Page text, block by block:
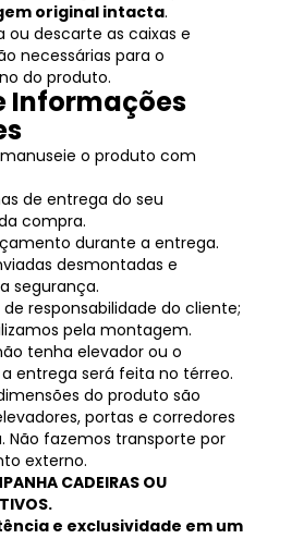
original intacta.
ou descarte as caixas e
necessárias para o
do produto.
Informações
o produto com
de entrega do seu
compra.
durante a entrega.
desmontadas e
segurança.
responsabilidade do cliente;
pela montagem.
tenha elevador ou o
entrega será feita no térreo.
do produto são
portas e corredores
Não fazemos transporte por
externo.
CADEIRAS OU
e exclusividade em um